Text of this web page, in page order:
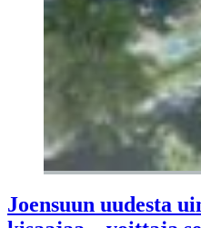
Joensuun uudesta